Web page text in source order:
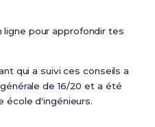
ligne pour approfondir tes
qui a suivi ces conseils a
de 16/20 et a été
école d'ingénieurs.